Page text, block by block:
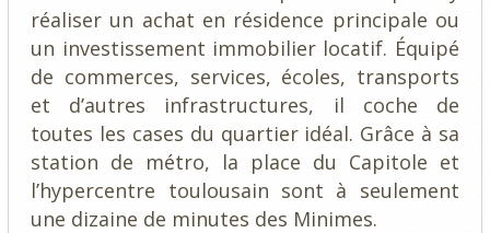
réaliser un achat en résidence principale ou
un investissement immobilier locatif. Équipé
de commerces, services, écoles, transports
et d’autres infrastructures, il coche de
toutes les cases du quartier idéal. Grâce à sa
station de métro, la place du Capitole et
l’hypercentre toulousain sont à seulement
une dizaine de minutes des Minimes.